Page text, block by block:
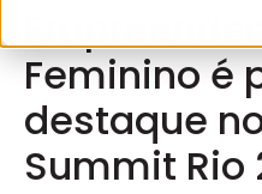
Feminino é
destaque
Summit Rio